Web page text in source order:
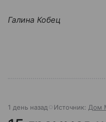
Галина Кобец
1 день назад Источник: Дом